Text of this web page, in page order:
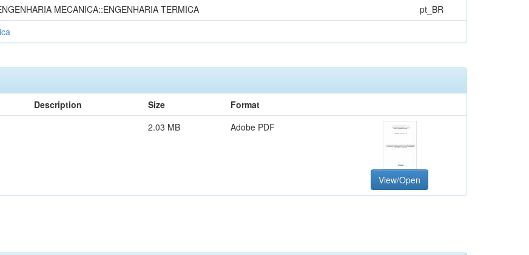
MECANICA::ENGENHARIA TERMICA
pt_BR
Description Size
Format
2.03 MB Adobe PDF
View/Open